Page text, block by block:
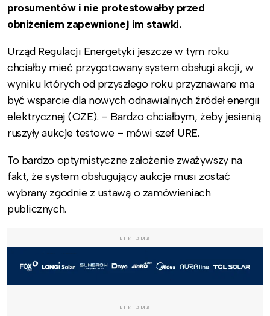
prosumentów i nie protestowałby przed
obniżeniem zapewnionej im stawki.
Urząd Regulacji Energetyki jeszcze w tym roku
chciałby mieć przygotowany system obsługi akcji, w
wyniku których od przyszłego roku przyznawane ma
być wsparcie dla nowych odnawialnych źródeł energii
elektrycznej (OZE). – Bardzo chciałbym, żeby jesienią
ruszyły aukcje testowe – mówi szef URE.
To bardzo optymistyczne założenie zważywszy na
fakt, że system obsługujący aukcje musi zostać
wybrany zgodnie z ustawą o zamówieniach
publicznych.
REKLAMA
REKLAMA